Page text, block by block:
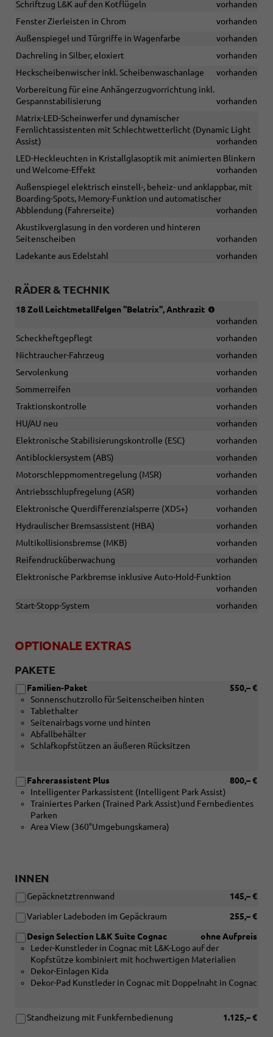
Schriftzug L&K auf den Kotflügeln
vorhanden
Fenster Zierleisten in Chrom
vorhanden
Außenspiegel und Türgriffe in Wagenfarbe
vorhanden
Dachreling in Silber, eloxiert
vorhanden
Heckscheibenwischer inkl. Scheibenwaschanlage
vorhanden
Vorbereitung für eine Anhängerzugvorrichtung inkl.
Gespannstabilisierung
vorhanden
Matrix-LED-Scheinwerfer und dynamischer
Fernlichtassistenten mit Schlechtwetterlicht (Dynamic Light
Assist)
vorhanden
LED-Heckleuchten in Kristallglasoptik mit animierten Blinkern
und Welcome-Effekt
vorhanden
Außenspiegel elektrisch einstell-, beheiz- und anklappbar, mit
Boarding-Spots, Memory-Funktion und automatischer
Abblendung (Fahrerseite)
vorhanden
Akustikverglasung in den vorderen und hinteren
Seitenscheiben
vorhanden
Ladekante aus Edelstahl
vorhanden
RÄDER & TECHNIK
18 Zoll Leichtmetallfelgen ''Belatrix'', Anthrazit
235/45
vorhanden
Scheckheftgepflegt
vorhanden
Nichtraucher-Fahrzeug
vorhanden
Servolenkung
vorhanden
Sommerreifen
vorhanden
Traktionskontrolle
vorhanden
HU/AU neu
vorhanden
Elektronische Stabilisierungskontrolle (ESC)
vorhanden
Antiblockiersystem (ABS)
vorhanden
Motorschleppmomentregelung (MSR)
vorhanden
Antriebsschlupfregelung (ASR)
vorhanden
Elektronische Querdifferenzialsperre (XDS+)
vorhanden
Hydraulischer Bremsassistent (HBA)
vorhanden
Multikollisionsbremse (MKB)
vorhanden
Reifendrucküberwachung
vorhanden
Elektronische Parkbremse inklusive Auto-Hold-Funktion
vorhanden
Start-Stopp-System
vorhanden
OPTIONALE EXTRAS
PAKETE
550,– €
Familien-Paket
Sonnenschutzrollo für Seitenscheiben hinten
Tablethalter
Seitenairbags vorne und hinten
Abfallbehälter
Schlafkopfstützen an äußeren Rücksitzen
800,– €
Fahrerassistent Plus
Intelligenter Parkassistent (Intelligent Park Assist)
Trainiertes Parken (Trained Park Assist)und Fernbedientes
Parken
Area View (360°Umgebungskamera)
INNEN
145,– €
Gepäcknetztrennwand
255,– €
Variabler Ladeboden im Gepäckraum
ohne Aufpreis
Design Selection L&K Suite Cognac
Leder-Kunstleder in Cognac mit L&K-Logo auf der
Kopfstütze kombiniert mit hochwertigen Materialien
Dekor-Einlagen Kida
Dekor-Pad Kunstleder in Cognac mit Doppelnaht in Cognac
1.125,– €
Standheizung mit Funkfernbedienung